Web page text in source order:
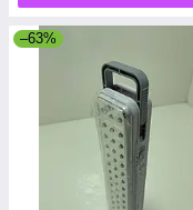
–63%